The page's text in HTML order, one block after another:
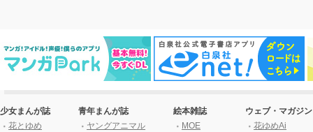
少女まんが誌
花とゆめ
青年まんが誌
ヤングアニマル
絵本雑誌
MOE
ウェブ・マガジン
花ゆめAi